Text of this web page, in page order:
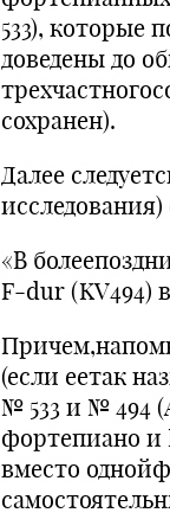
533), которые
доведены до
сохранен).
Далее
«В
F-dur (KV494)
(если еетак
№ 533 и № 494
фортепиано и
вместо